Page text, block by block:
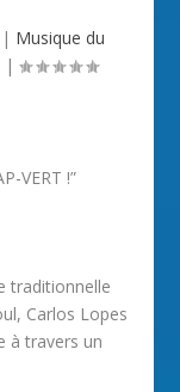
| Musique du
|
VERT !”
traditionnelle
Carlos Lopes
à travers un